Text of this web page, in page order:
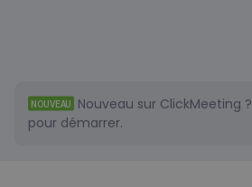
NOUVEAU Nouveau sur ClickMeeting ?
pour démarrer.